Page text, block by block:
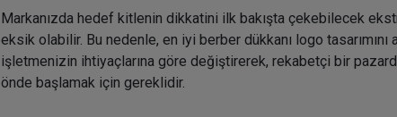
Markanızda hedef kitlenin dikkatini ilk bakışta çekebilecek
eksik olabilir. Bu nedenle, en iyi berber dükkanı logo tasarımını
işletmenizin ihtiyaçlarına göre değiştirerek, rekabetçi bir
önde başlamak için gereklidir.